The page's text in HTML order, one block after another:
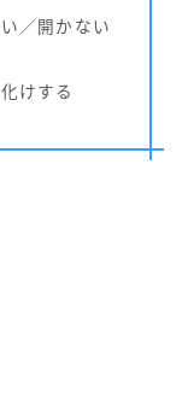
／開かない
けする